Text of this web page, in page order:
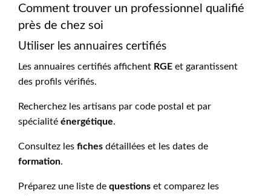
Comment trouver un professionnel qualifié
près de chez soi
Utiliser les annuaires certifiés
Les annuaires certifiés affichent RGE et garantissent
des profils vérifiés.
Recherchez les artisans par code postal et par
spécialité énergétique.
Consultez les fiches détaillées et les dates de
formation.
Préparez une liste de questions et comparez les